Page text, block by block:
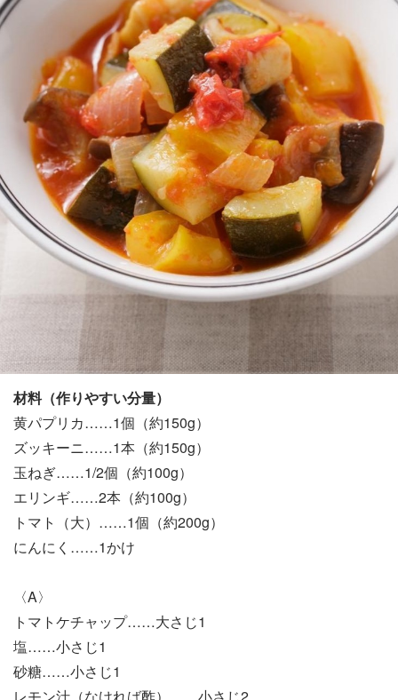
材料（作りやすい分量）
黄パプリカ……1個（約150g）
ズッキーニ……1本（約150g）
玉ねぎ……1/2個（約100g）
エリンギ……2本（約100g）
トマト（大）……1個（約200g）
にんにく……1かけ
〈A〉
トマトケチャップ……大さじ1
塩……小さじ1
砂糖……小さじ1
レモン汁（なければ酢）……小さじ2